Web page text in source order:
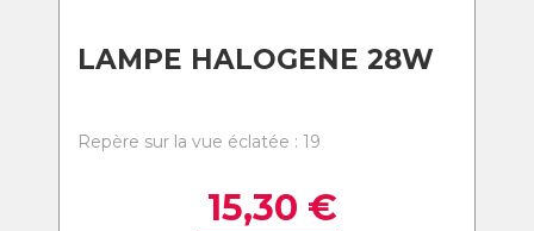
LAMPE HALOGENE 28W
Repère sur la vue éclatée : 19
15,30 €